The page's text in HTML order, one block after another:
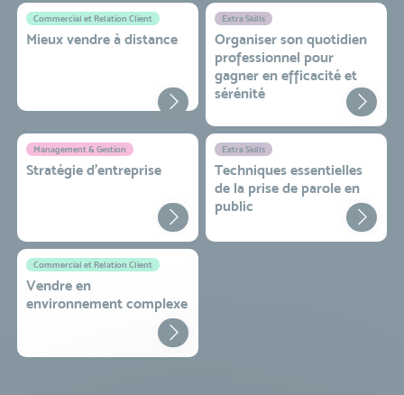
Commercial et Relation Client
Mieux vendre à distance
Extra Skills
Organiser son quotidien
professionnel pour
gagner en efficacité et
sérénité
Management & Gestion
Stratégie d’entreprise
Extra Skills
Techniques essentielles
de la prise de parole en
public
Commercial et Relation Client
Vendre en
environnement complexe